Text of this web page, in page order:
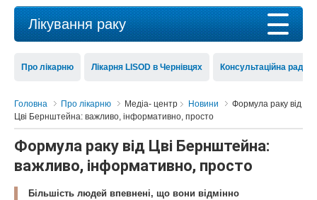
Лікування раку
Про лікарню Лікарня LISOD в Чернівцях Консультаційна рада
Головна Про лікарню Медіа- центр Новини
Формула раку від
Цві Бернштейна: важливо, інформативно, просто
Формула раку від Цві Бернштейна:
важливо, інформативно, просто
Більшість людей впевнені, що вони відмінно